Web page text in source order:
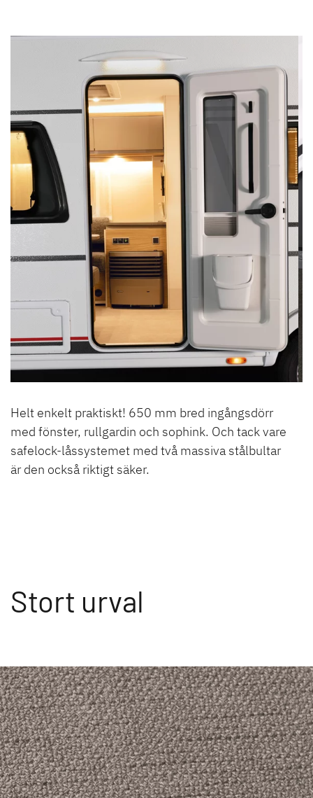
Helt enkelt praktiskt! 650 mm bred ingångsdörr
med fönster, rullgardin och sophink. Och tack vare
safelock-låssystemet med två massiva stålbultar
är den också riktigt säker.
Stort urval